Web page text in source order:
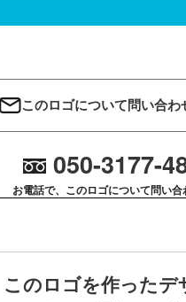
このロゴについて問い合わ
050-3177-
お電話で、このロゴについて問い合
このロゴを作ったデ